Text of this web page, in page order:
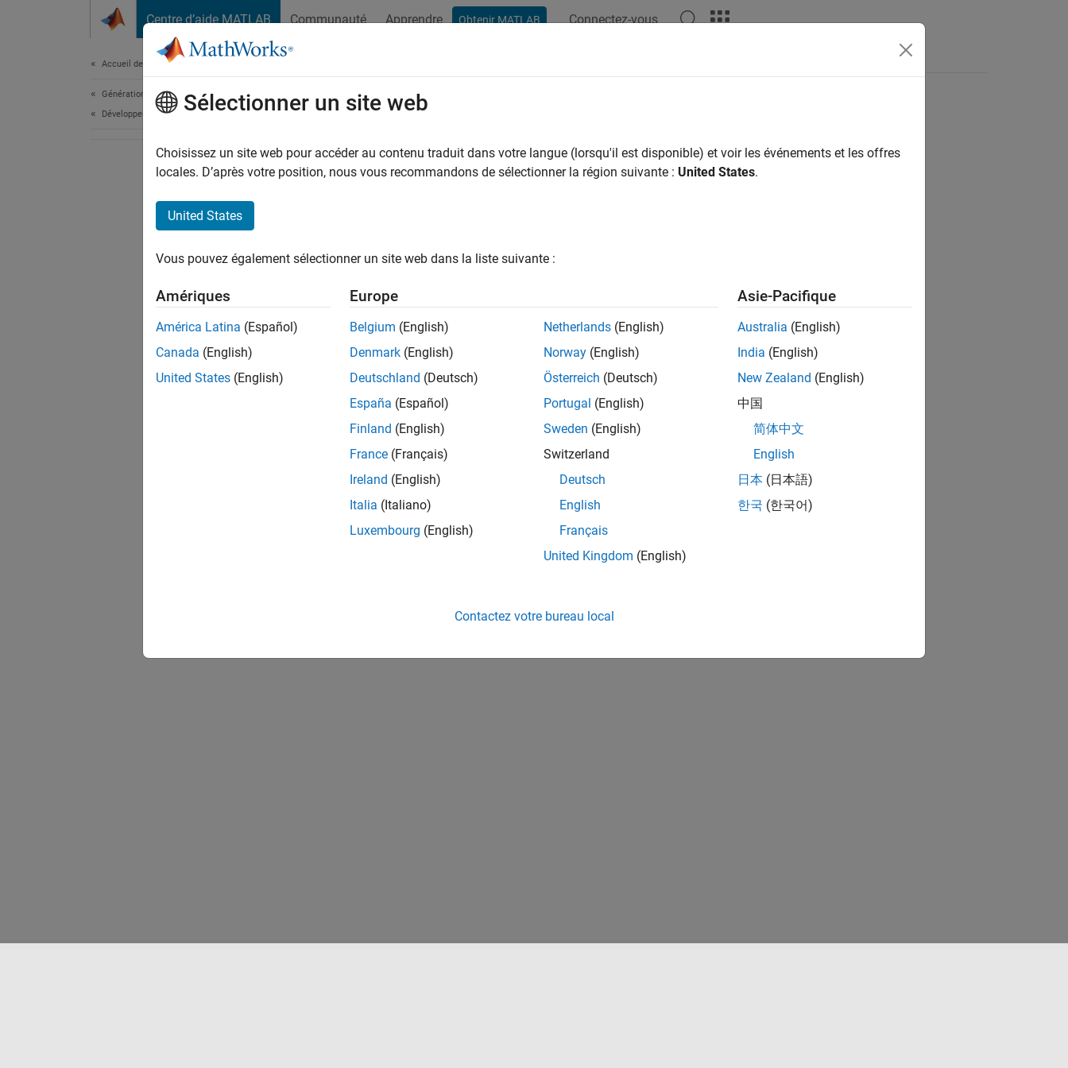
Centre d’aide MATLAB Communauté Apprendre Obtenir MATLAB Connectez-vous
Accueil de la documentation
Génération de code
Développement FPGA, ASIC et SoC
How useful was this information?
Sélectionner un site web
Choisissez un site web pour accéder au contenu traduit dans votre langue (lorsqu'il est disponible) et voir les événements et les offres
locales. D’après votre position, nous vous recommandons de sélectionner la région suivante : United States.
United States
Vous pouvez également sélectionner un site web dans la liste suivante :
Amériques
América Latina (Español)
Canada (English)
United States (English)
Europe
Belgium (English)
Denmark (English)
Deutschland (Deutsch)
España (Español)
Finland (English)
France (Français)
Ireland (English)
Italia (Italiano)
Luxembourg (English)
Netherlands (English)
Norway (English)
Österreich (Deutsch)
Portugal (English)
Sweden (English)
Switzerland
Deutsch
English
Français
United Kingdom (English)
Asie-Pacifique
Australia (English)
India (English)
New Zealand (English)
中国
简体中文
English
日本 (日本語)
한국 (한국어)
Contactez votre bureau local